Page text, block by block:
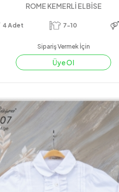
ROME KEMERLİ ELBİSE
4 Adet 7-10
Sipariş Vermek İçin
Üye Ol